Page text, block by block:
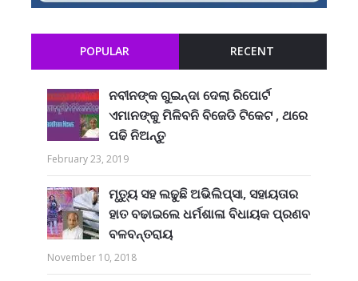
POPULAR RECENT
ନବୀନଙ୍କ ଗୁଇନ୍ଦା ଦେଲା ରିପୋର୍ଟ
ଏମାନଙ୍କୁ ମିଳିବନି ବିଜେଡି ଟିକେଟ , ଥରେ
ପଢି ନିଅନ୍ତୁ
February 23, 2019
ମୃତ୍ୟୁ ସହ ଲଢୁଛି ଅଭିଲିପ୍ସା, ସହାୟତାର
ହାତ ବଢାଇଲେ ଧର୍ମଶାଳା ବିଧାୟକ ପ୍ରଣବ
ବଳବନ୍ତରାୟ
November 10, 2018